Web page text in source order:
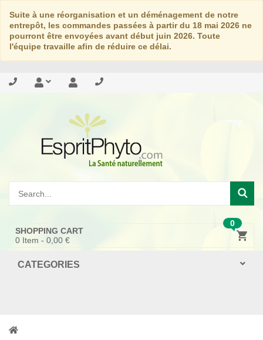
Suite à une réorganisation et un déménagement de notre
entrepôt, les commandes passées à partir du 18 mai 2026 ne
pourront être envoyées avant début juin 2026. Toute
l'équipe travaille afin de réduire ce délai.
0
SHOPPING CART
0 Item - 0,00 €
CATEGORIES